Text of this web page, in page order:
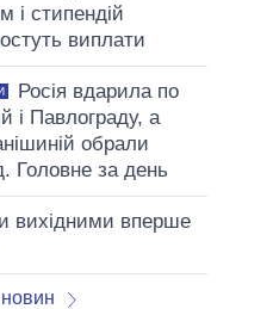
і стипендій
виплати
Росія вдарила по
і Павлограду, а
обрали
Головне за день
вихідними вперше